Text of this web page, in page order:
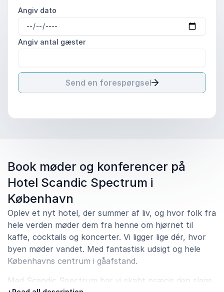
Angiv dato
Angiv antal gæster
Send en forespørgsel
Book møder og konferencer på
Hotel Scandic Spectrum i
København
Oplev et nyt hotel, der summer af liv, og hvor folk fra
hele verden møder dem fra henne om hjørnet til
kaffe, cocktails og koncerter. Vi ligger lige dér, hvor
byen møder vandet. Med fantastisk udsigt og hele
Københavns centrum i gåafstand.
Med Scandic Spectrum har vi skabt præcis den slags